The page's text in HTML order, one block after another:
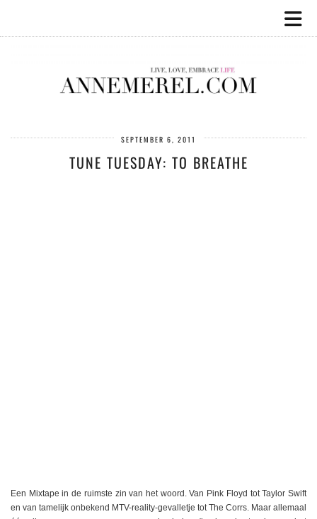
SEPTEMBER 6, 2011
TUNE TUESDAY: TO BREATHE
Een Mixtape in de ruimste zin van het woord. Van Pink Floyd tot Taylor Swift
en van tamelijk onbekend MTV-reality-gevalletje tot The Corrs. Maar allemaal